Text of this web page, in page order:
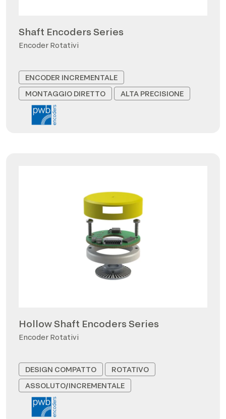
Shaft Encoders Series
Encoder Rotativi
ENCODER INCREMENTALE
MONTAGGIO DIRETTO
ALTA PRECISIONE
Hollow Shaft Encoders Series
Encoder Rotativi
DESIGN COMPATTO
ROTATIVO
ASSOLUTO/INCREMENTALE